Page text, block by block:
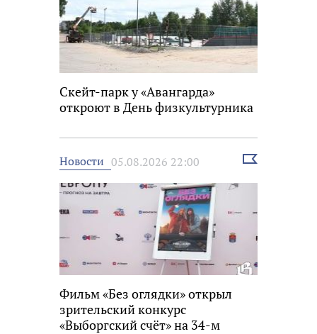
Скейт-парк у «Авангарда»
откроют в День физкультурника
Новости 05.08.2026 22:00
Выбрать
Фильм «Без оглядки» открыл
зрительский конкурс
«Выборгский счёт» на 34-м